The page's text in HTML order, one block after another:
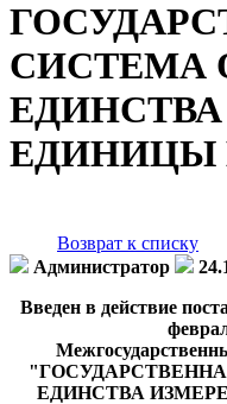
СИСТЕМА
ЕДИНИЦЫ
Возврат к списку
Администратор
Введен в действие
ЕДИНСТВА